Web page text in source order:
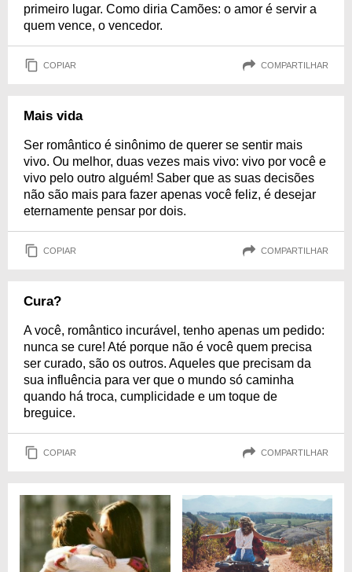
primeiro lugar. Como diria Camões: o amor é servir a
quem vence, o vencedor.
COPIAR COMPARTILHAR
Mais vida
Ser romântico é sinônimo de querer se sentir mais
vivo. Ou melhor, duas vezes mais vivo: vivo por você e
vivo pelo outro alguém! Saber que as suas decisões
não são mais para fazer apenas você feliz, é desejar
eternamente pensar por dois.
COPIAR COMPARTILHAR
Cura?
A você, romântico incurável, tenho apenas um pedido:
nunca se cure! Até porque não é você quem precisa
ser curado, são os outros. Aqueles que precisam da
sua influência para ver que o mundo só caminha
quando há troca, cumplicidade e um toque de
breguice.
COPIAR COMPARTILHAR